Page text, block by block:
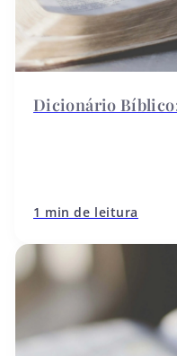
1 min de leitura